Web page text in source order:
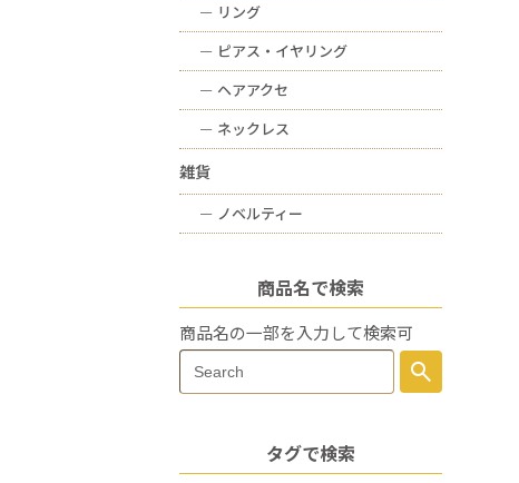
ー リング
ー ピアス・イヤリング
ー ヘアアクセ
ー ネックレス
雑貨
ー ノベルティー
商品名で検索
商品名の一部を入力して検索可
Search
for:
search
タグで検索